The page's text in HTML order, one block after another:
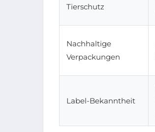
Tierschutz
Nachhaltige
Verpackungen
Label-Bekanntheit